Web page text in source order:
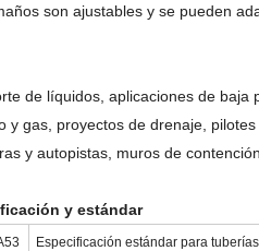
son ajustables y se pueden
de líquidos, aplicaciones de baja
y gas, proyectos de drenaje,
y autopistas, muros de
y estándar
Especificación estándar para